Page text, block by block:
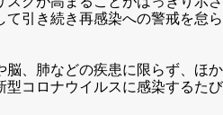
引き続き再感染への警戒を怠ら
脳、肺などの疾患に限らず、ほか
コロナウイルスに感染するたび